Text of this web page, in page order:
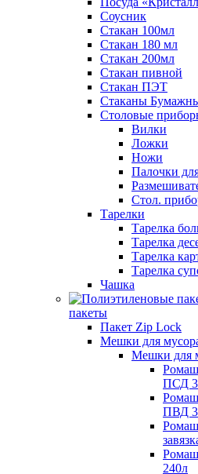
Соусник
Стакан 100мл
Стакан 180 мл
Стакан 200мл
Стакан пивной
Стакан ПЭТ
Стаканы
Столовые
Вилки
Ложки
Ножи
Палочки
Стол.
Тарелки
Тарелка
Тарелка
Тарелка
Тарелка
Чашка
пакеты
Пакет Zip Lock
Мешки для
Мешки для
ПСД
ПВД
240л